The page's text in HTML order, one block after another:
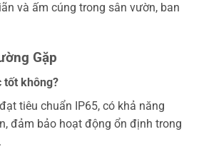
và ấm cúng trong sân vườn, ban
Gặp
tốt không?
tiêu chuẩn IP65, có khả năng
đảm bảo hoạt động ổn định trong